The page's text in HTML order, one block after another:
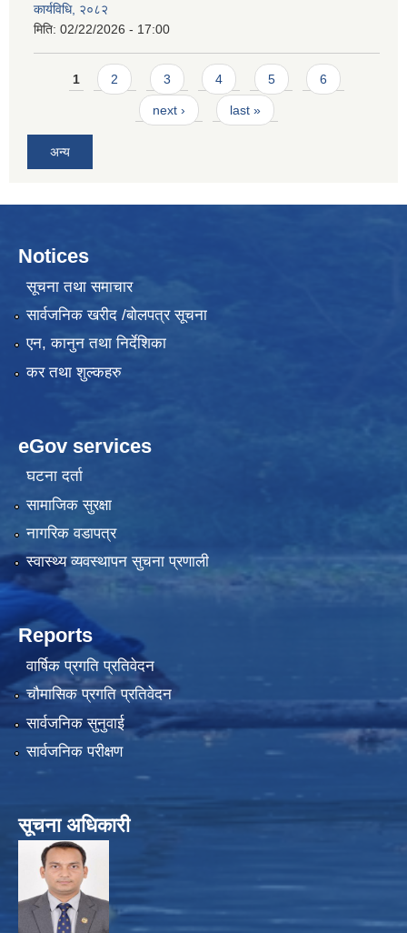
कार्यविधि, २०८२
मिति: 02/22/2026 - 17:00
Pages
1 2 3 4 5 6
next › last »
अन्य
Notices
सूचना तथा समाचार
सार्वजनिक खरीद /बोलपत्र सूचना
एन, कानुन तथा निर्देशिका
कर तथा शुल्कहरु
eGov services
घटना दर्ता
सामाजिक सुरक्षा
नागरिक वडापत्र
स्वास्थ्य व्यवस्थापन सुचना प्रणाली
Reports
वार्षिक प्रगति प्रतिवेदन
चौमासिक प्रगति प्रतिवेदन
सार्वजनिक सुनुवाई
सार्वजनिक परीक्षण
सूचना अधिकारी